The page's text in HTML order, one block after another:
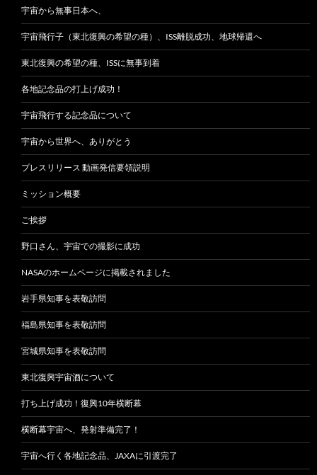
宇宙から無事日本へ、
宇宙飛行子（東北復興の希望の種）、ISS離脱成功、地球帰還へ
東北復興の希望の種、ISSに無事到着
各地記念品の打上げ成功！
宇宙飛行する記念品について
宇宙から世界へ、ありがとう
プレスリリース 動画発信要領説明
ミッション概要
ご挨拶
野口さん、宇宙での撮影に成功
NASAのホームページに掲載されました
岩手県知事を表敬訪問
福島県知事を表敬訪問
宮城県知事を表敬訪問
東北復興宇宙酒について
打ち上げ成功！復興10年横断幕
横断幕宇宙へ、発射準備完了！
宇宙へ行く各地記念品、JAXAに引渡完了